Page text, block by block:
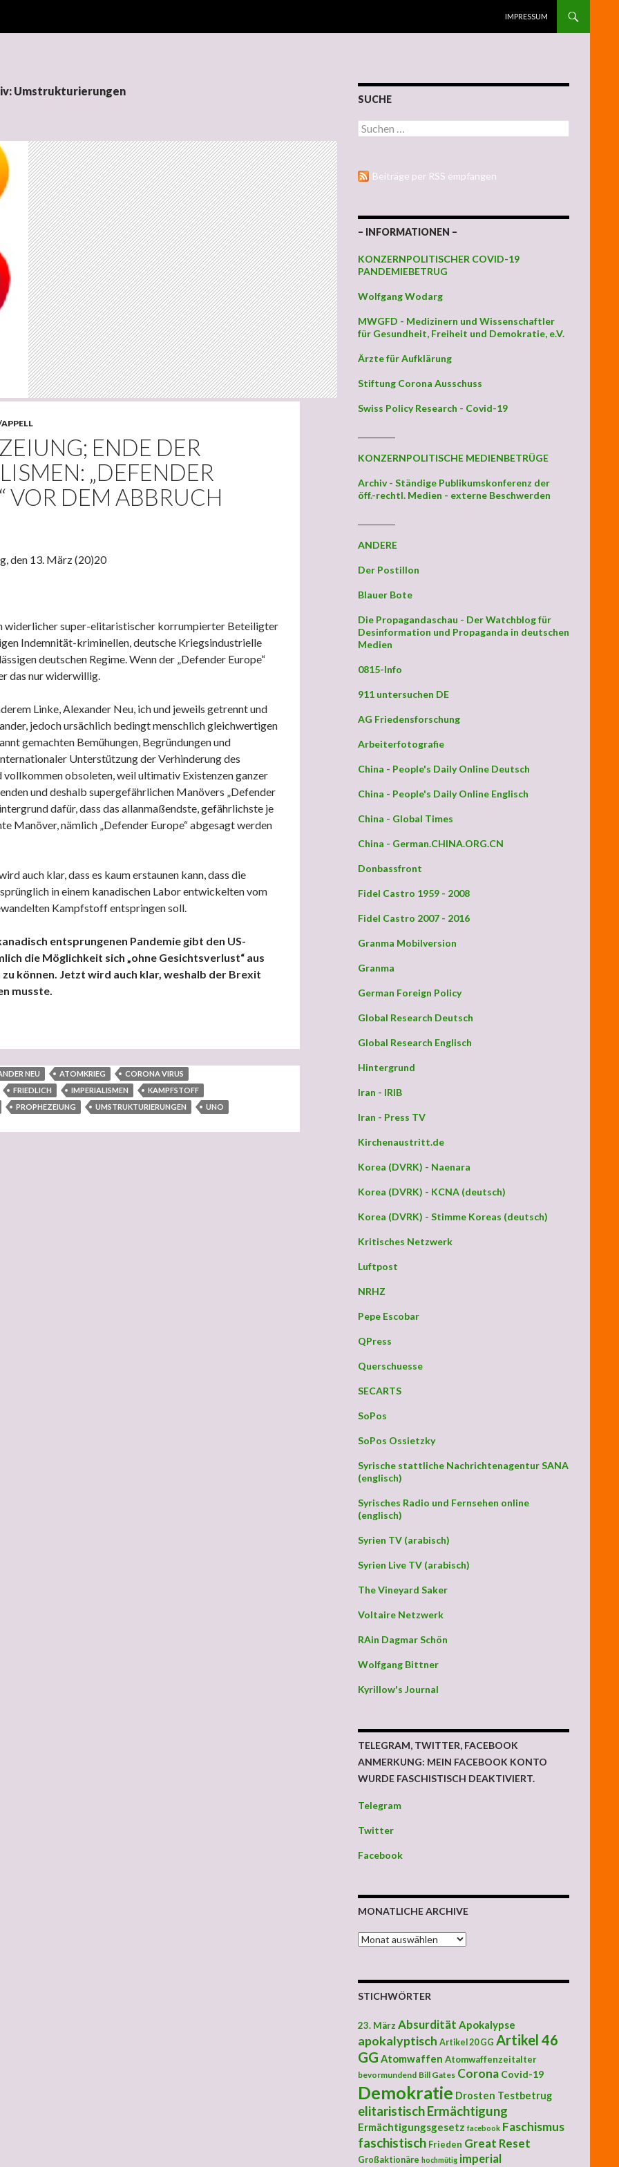
IMPRESSUM
Umstrukturierungen
ENDE DER
„DEFENDER
VOR DEM ABBRUCH
den 13. März (20)20
widerlicher super-elitaristischer korrumpierter Beteiligter
Indemnität-kriminellen, deutsche Kriegsindustrielle
deutschen Regime. Wenn der „Defender Europe“
das nur widerwillig.
Linke, Alexander Neu, ich und jeweils getrennt und
jedoch ursächlich bedingt menschlich gleichwertigen
gemachten Bemühungen, Begründungen und
Unterstützung der Verhinderung des
vollkommen obsoleten, weil ultimativ Existenzen ganzer
und deshalb supergefährlichen Manövers „Defender
dafür, dass das allanmaßendste, gefährlichste je
Manöver, nämlich „Defender Europe“ abgesagt werden
auch klar, dass es kaum erstaunen kann, dass die
in einem kanadischen Labor entwickelten vom
Kampfstoff entspringen soll.
entsprungenen Pandemie gibt den US-
die Möglichkeit sich „ohne Gesichtsverlust“ aus
können. Jetzt wird auch klar, weshalb der Brexit
musste.
der Imperialismen: „Defender Europe“ vor dem Abbruch
NEU ATOMKRIEG
CORONA VIRUS
FRIEDLICH IMPERIALISMEN
KAMPFSTOFF
PROPHEZEIUNG UMSTRUKTURIERUNGEN
UNO
SUCHE
Suchen nach:
Beiträge per RSS empfangen
– INFORMATIONEN –
KONZERNPOLITISCHER COVID-19
PANDEMIEBETRUG
Wolfgang Wodarg
MWGFD - Medizinern und Wissenschaftler
für Gesundheit, Freiheit und Demokratie, e.V.
Ärzte für Aufklärung
Stiftung Corona Ausschuss
Swiss Policy Research - Covid-19
KONZERNPOLITISCHE MEDIENBETRÜGE
Archiv - Ständige Publikumskonferenz der
öff.-rechtl. Medien - externe Beschwerden
ANDERE
Der Postillon
Blauer Bote
Die Propagandaschau - Der Watchblog für
Desinformation und Propaganda in deutschen
Medien
0815-Info
911 untersuchen DE
AG Friedensforschung
Arbeiterfotografie
China - People's Daily Online Deutsch
China - People's Daily Online Englisch
China - Global Times
China - German.CHINA.ORG.CN
Donbassfront
Fidel Castro 1959 - 2008
Fidel Castro 2007 - 2016
Granma Mobilversion
Granma
German Foreign Policy
Global Research Deutsch
Global Research Englisch
Hintergrund
Iran - IRIB
Iran - Press TV
Kirchenaustritt.de
Korea (DVRK) - Naenara
Korea (DVRK) - KCNA (deutsch)
Korea (DVRK) - Stimme Koreas (deutsch)
Kritisches Netzwerk
Luftpost
NRHZ
Pepe Escobar
QPress
Querschuesse
SECARTS
SoPos
SoPos Ossietzky
Syrische stattliche Nachrichtenagentur SANA
(englisch)
Syrisches Radio und Fernsehen online
(englisch)
Syrien TV (arabisch)
Syrien Live TV (arabisch)
The Vineyard Saker
Voltaire Netzwerk
RAin Dagmar Schön
Wolfgang Bittner
Kyrillow's Journal
TELEGRAM, TWITTER, FACEBOOK
ANMERKUNG: MEIN FACEBOOK KONTO
WURDE FASCHISTISCH DEAKTIVIERT.
Telegram
Twitter
Facebook
MONATLICHE ARCHIVE
MONATLICHE ARCHIVE
STICHWÖRTER
23. März Absurdität Apokalypse
apokalyptisch Artikel 20 GG Artikel 46
GG Atomwaffen Atomwaffenzeitalter
bevormundend Bill Gates Corona Covid-19
Demokratie Drosten Testbetrug
elitaristischErmächtigung
Ermächtigungsgesetz facebook Faschismus
faschistisch Frieden Great Reset
Großaktionäre hochmütig imperial